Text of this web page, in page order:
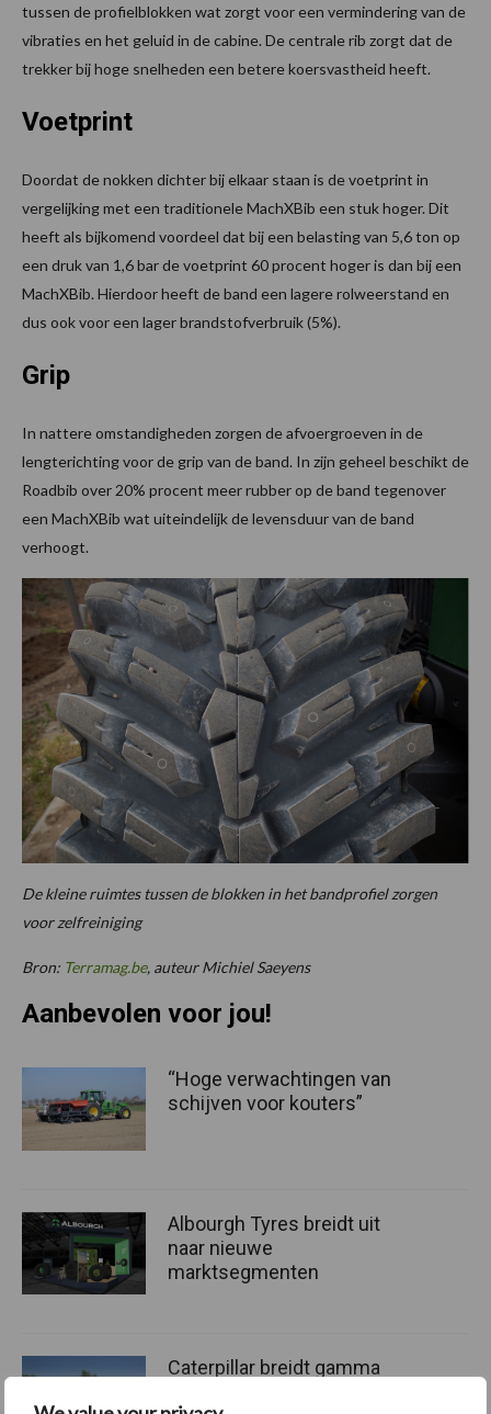
tussen de profielblokken wat zorgt voor een vermindering van de
vibraties en het geluid in de cabine. De centrale rib zorgt dat de
trekker bij hoge snelheden een betere koersvastheid heeft.
Voetprint
Doordat de nokken dichter bij elkaar staan is de voetprint in
vergelijking met een traditionele MachXBib een stuk hoger. Dit
heeft als bijkomend voordeel dat bij een belasting van 5,6 ton op
een druk van 1,6 bar de voetprint 60 procent hoger is dan bij een
MachXBib. Hierdoor heeft de band een lagere rolweerstand en
dus ook voor een lager brandstofverbruik (5%).
Grip
In nattere omstandigheden zorgen de afvoergroeven in de
lengterichting voor de grip van de band. In zijn geheel beschikt de
Roadbib over 20% procent meer rubber op de band tegenover
een MachXBib wat uiteindelijk de levensduur van de band
verhoogt.
De kleine ruimtes tussen de blokken in het bandprofiel zorgen
voor zelfreiniging
Bron: Terramag.be, auteur Michiel Saeyens
Aanbevolen voor jou!
“Hoge verwachtingen van
schijven voor kouters”
Albourgh Tyres breidt uit
naar nieuwe
marktsegmenten
Caterpillar breidt gamma